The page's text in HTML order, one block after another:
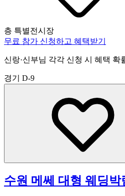
층 특별전시장
무료 참가 신청하고 혜택받기
신랑·신부님 각각 신청 시 혜택 확
경기 D-9
수원 메쎄 대형 웨딩박